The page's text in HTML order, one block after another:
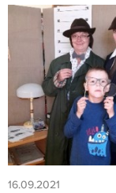
16.09.2021